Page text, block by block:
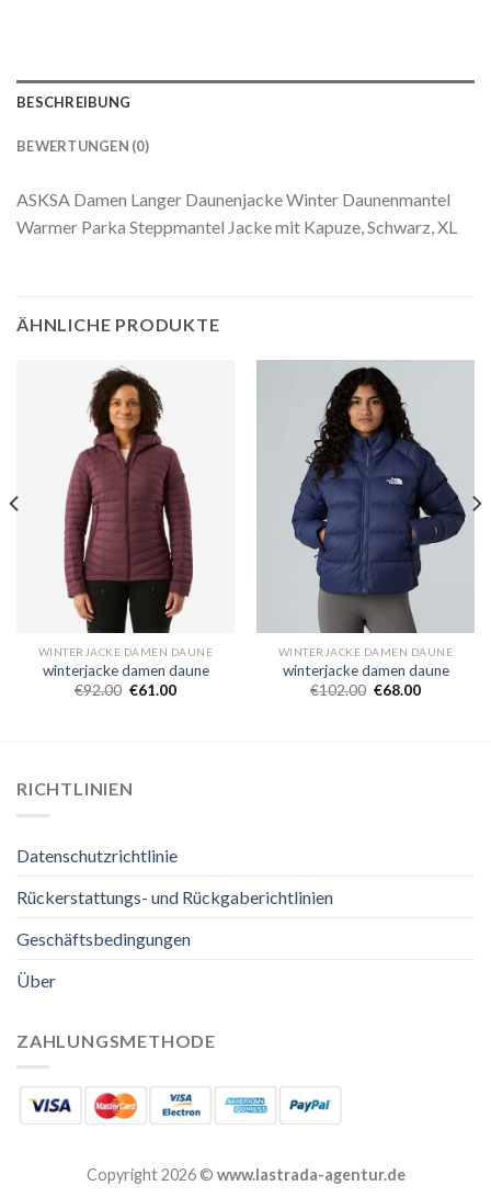
BESCHREIBUNG
BEWERTUNGEN (0)
ASKSA Damen Langer Daunenjacke Winter Daunenmantel
Warmer Parka Steppmantel Jacke mit Kapuze, Schwarz, XL
ÄHNLICHE PRODUKTE
WINTERJACKE DAMEN DAUNE
winterjacke damen daune
€92.00 €61.00
WINTERJACKE DAMEN DAUNE
winterjacke damen daune
€102.00 €68.00
RICHTLINIEN
Datenschutzrichtlinie
Rückerstattungs- und Rückgaberichtlinien
Geschäftsbedingungen
Über
ZAHLUNGSMETHODE
Copyright 2026 © www.lastrada-agentur.de